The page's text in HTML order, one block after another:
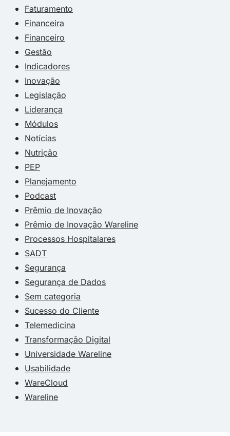
Faturamento
Financeira
Financeiro
Gestão
Indicadores
Inovação
Legislação
Liderança
Módulos
Notícias
Nutrição
PEP
Planejamento
Podcast
Prêmio de Inovação
Prêmio de Inovação Wareline
Processos Hospitalares
SADT
Segurança
Segurança de Dados
Sem categoria
Sucesso do Cliente
Telemedicina
Transformação Digital
Universidade Wareline
Usabilidade
WareCloud
Wareline